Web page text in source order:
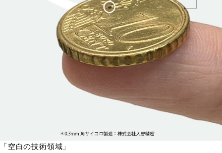
「空白の技術領域」